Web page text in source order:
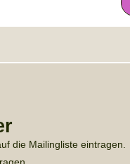
die Mailingliste eintragen.